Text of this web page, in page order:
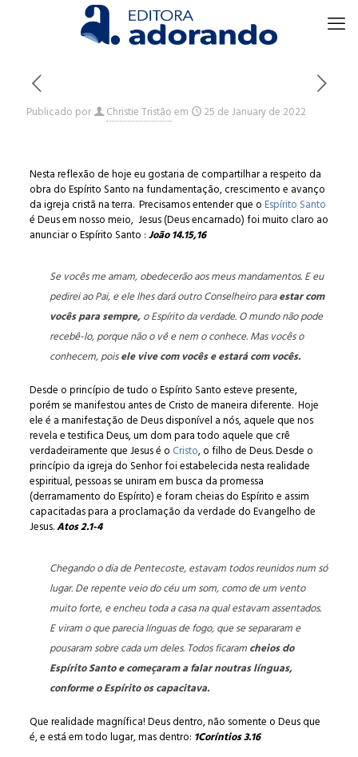
Publicado por Christie Tristãoem 25 de January de 2022
Nesta reflexão de hoje eu gostaria de compartilhar a respeito da
obra do Espírito Santo na fundamentação, crescimento e avanço
da igreja cristã na terra. Precisamos entender que o Espírito Santo
é Deus em nosso meio, Jesus (Deus encarnado) foi muito claro ao
anunciar o Espírito Santo :João 14.15,16
Se vocês me amam, obedecerão aos meus mandamentos. E eu
pedirei ao Pai, e ele lhes dará outro Conselheiro paraestar com
vocêspara sempre,o Espírito da verdade. O mundo não pode
recebê-lo, porque não o vê e nem o conhece. Mas vocês o
conhecem, poisele vive com vocês e estará com vocês.
Desde o princípio de tudo o Espírito Santo esteve presente,
porém se manifestou antes de Cristo de maneira diferente. Hoje
ele é a manifestação de Deus disponível a nós, aquele que nos
revela e testifica Deus, um dom para todo aquele que crê
verdadeiramente que Jesus é o Cristo, o filho de Deus. Desde o
princípio da igreja do Senhor foi estabelecida nesta realidade
espiritual, pessoas se uniram em busca da promessa
(derramamento do Espírito) e foram cheias do Espírito e assim
capacitadas para a proclamação da verdade do Evangelho de
Jesus.Atos 2.1-4
Chegando o dia de Pentecoste, estavam todos reunidos num só
lugar. De repente veio do céu um som, como de um vento
muito forte, e encheu toda a casa na qual estavam assentados.
E viram o que parecia línguas de fogo, que se separaram e
pousaram sobre cada um deles. Todos ficaramcheios do
Espírito Santo e começaram a falar noutras línguas,
conforme o Espírito os capacitava.
Que realidade magnífica! Deus dentro, não somente o Deus que
é, e está em todo lugar, mas dentro: 1Coríntios 3.16